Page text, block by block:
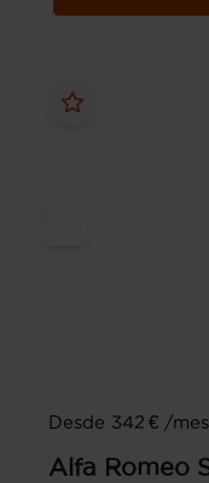
Desde 342 € /
Alfa Romeo